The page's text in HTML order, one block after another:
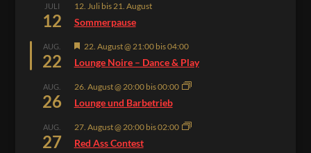
JULI
12
12. Julibis21. August
Sommerpause
AUG.
22
Hervorgehoben
22. August @ 21:00bis04:00
Lounge Noire – Dance & Play
AUG.
26
26. August @ 20:00bis00:00
Lounge und Barbetrieb
AUG.
27
27. August @ 20:00bis02:00
Red Ass Contest